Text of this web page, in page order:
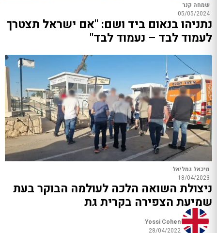
שמחה קנר
05/05/2024
נתניהו בנאום ביד ושם: "אם ישראל תצטרך
לעמוד לבד – נעמוד לבד"
מיכאל גמליאל
18/04/2023
ניצולת השואה הלכה לעולמה הבוקר בעת
שמיעת הצפירה בקרית גת
Yossi Cohen
28/04/2022